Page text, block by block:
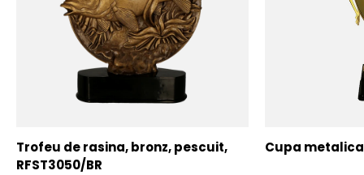
Trofeu de rasina, bronz, pescuit,
RFST3050/BR
Cupa